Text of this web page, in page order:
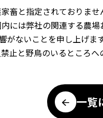
畜と指定されておりま
には弊社の関連する農場
ないことを申し上げます
止と野鳥のいるところ
一覧